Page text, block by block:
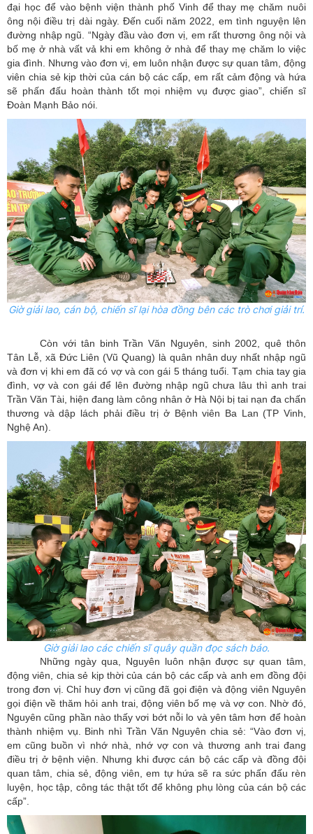
đại học để vào bệnh viện thành phố Vinh để thay mẹ chăm nuôi
ông nội điều trị dài ngày. Đến cuối năm 2022, em tình nguyện lên
đường nhập ngũ. “Ngày đầu vào đơn vị, em rất thương ông nội và
bố mẹ ở nhà vất vả khi em không ở nhà để thay mẹ chăm lo việc
gia đình. Nhưng vào đơn vị, em luôn nhận được sự quan tâm, động
viên chia sẻ kịp thời của cán bộ các cấp, em rất cảm động và hứa
sẽ phấn đấu hoàn thành tốt mọi nhiệm vụ được giao”, chiến sĩ
Đoàn Mạnh Bảo nói.
Giờ giải lao, cán bộ, chiến sĩ lại hòa đồng bên các trò chơi giải trí.
Còn với tân binh Trần Văn Nguyên, sinh 2002, quê thôn
Tân Lễ, xã Đức Liên (Vũ Quang) là quân nhân duy nhất nhập ngũ
và đơn vị khi em đã có vợ và con gái 5 tháng tuổi. Tạm chia tay gia
đình, vợ và con gái để lên đường nhập ngũ chưa lâu thì anh trai
Trần Văn Tài, hiện đang làm công nhân ở Hà Nội bị tai nạn đa chấn
thương và dập lách phải điều trị ở Bệnh viên Ba Lan (TP Vinh,
Nghệ An).
Giờ giải lao các chiến sĩ quây quần đọc sách báo.
Những ngày qua, Nguyên luôn nhận được sự quan tâm,
động viên, chia sẻ kịp thời của cán bộ các cấp và anh em đồng đội
trong đơn vị. Chỉ huy đơn vị cũng đã gọi điện và động viên Nguyên
gọi điện về thăm hỏi anh trai, động viên bố mẹ và vợ con. Nhờ đó,
Nguyên cũng phần nào thấy vơi bớt nỗi lo và yên tâm hơn để hoàn
thành nhiệm vụ. Binh nhì Trần Văn Nguyên chia sẻ: “Vào đơn vị,
em cũng buồn vì nhớ nhà, nhớ vợ con và thương anh trai đang
điều trị ở bệnh viện. Nhưng khi được cán bộ các cấp và đồng đội
quan tâm, chia sẻ, động viên, em tự hứa sẽ ra sức phấn đấu rèn
luyện, học tập, công tác thật tốt để không phụ lòng của cán bộ các
cấp”.